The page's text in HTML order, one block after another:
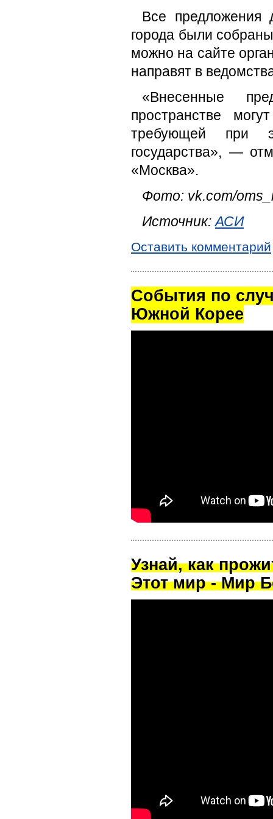
Все предложения
города были
можно на сайте
направят в
«Внесенные
пространстве
требующей при
государства», —
«Москва».
Фото: vk.com/
Источник:АСИ
Оставить комментарий
Cобытия по
Южной Корее
Узнай, как
Этот мир - Мир